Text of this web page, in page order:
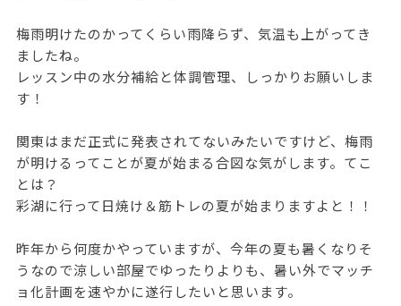
梅雨明けたのかってくらい雨降らず、気温も上がってき
ましたね。
レッスン中の水分補給と体調管理、しっかりお願いしま
す！
関東はまだ正式に発表されてないみたいですけど、梅雨
が明けるってことが夏が始まる合図な気がします。てこ
とは？
彩湖に行って日焼け＆筋トレの夏が始まりますよと！！
昨年から何度かやっていますが、今年の夏も暑くなりそ
うなので涼しい部屋でゆったりよりも、暑い外でマッチ
ョ化計画を速やかに遂行したいと思います。